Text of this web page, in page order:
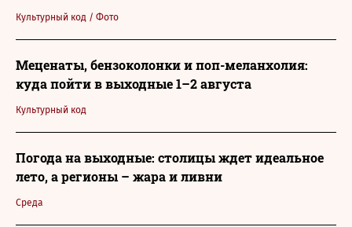
Культурный код / Фото
Культурный код
Меценаты, бензоколонки и поп-меланхолия:
куда пойти в выходные 1–2 августа
Среда
Погода на выходные: столицы ждет идеальное
лето, а регионы – жара и ливни